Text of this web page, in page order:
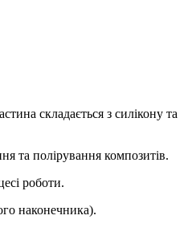
складається з силікону та
та полірування композитів.
роботи.
наконечника).